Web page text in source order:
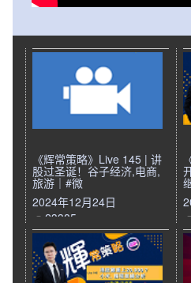
《辉常策略》Live 145 | 讲
股过圣诞！谷子经济,电商,
旅游｜#微
2024年12月24日
23385